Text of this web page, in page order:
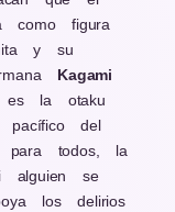
como figura
y su
Kagami
es la otaku
pacífico del
para todos, la
alguien se
los delirios